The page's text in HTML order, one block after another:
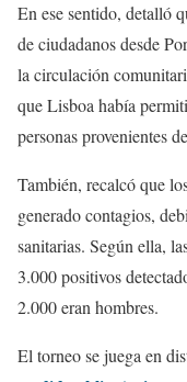
En ese sentido, detalló
de ciudadanos desde
la circulación
que Lisboa había
personas provenientes
También, recalcó que
generado contagios,
sanitarias. Según ella,
3.000 positivos
2.000 eran hombres.
El torneo se juega en